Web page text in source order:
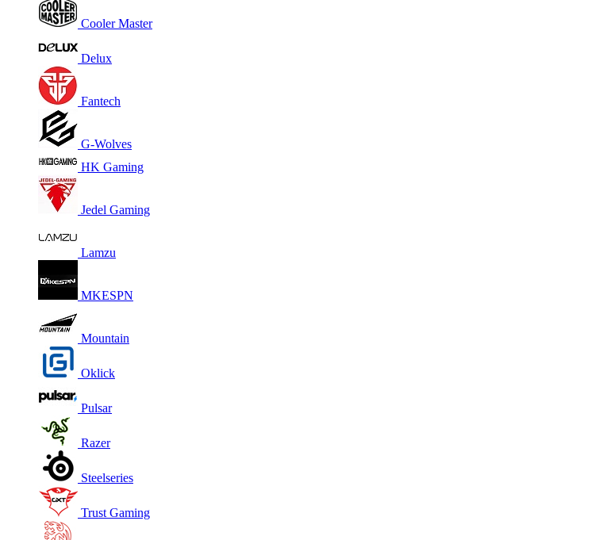
Cooler Master
Delux
Fantech
G-Wolves
HK Gaming
Jedel Gaming
Lamzu
MKESPN
Mountain
Oklick
Pulsar
Razer
Steelseries
Trust Gaming